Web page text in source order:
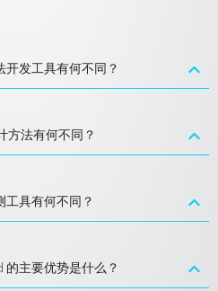
开发工具有何不同？
方法有何不同？
工具有何不同？
的主要优势是什么？